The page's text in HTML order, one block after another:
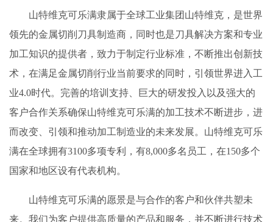
山特维克可乐满隶属于全球工业集团山特维克，是世界
领先的金属切削刀具制造商，同时也是刀具解决方案和专业
加工知识的提供者，致力于制定行业标准，不断推出创新技
术，在满足金属切削行业当前要求的同时，引领世界进入工
业4.0时代。完善的培训支持、巨大的研发投入以及强大的
客户合作关系确保山特维克可乐满的加工技术不断进步，进
而改变、引领和推动加工制造业的未来发展。山特维克可乐
满在全球拥有3100多项专利，有8,000多名员工，在150多个
国家和地区设有代表机构。
山特维克可乐满的愿景是与合作的客户和伙伴共塑未
来。我们为客户提供高质量的产品和服务，并不断进行技术